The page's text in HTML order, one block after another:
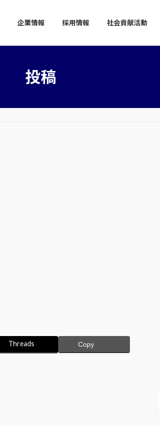
企業情報 採用情報 社会貢献活動
投稿
Threads Copy